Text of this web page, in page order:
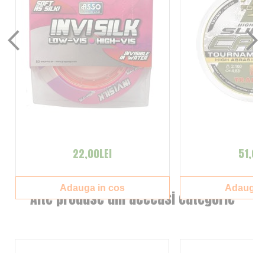
Alte produse din aceeasi categorie
22,00LEI
Adauga in cos Adauga